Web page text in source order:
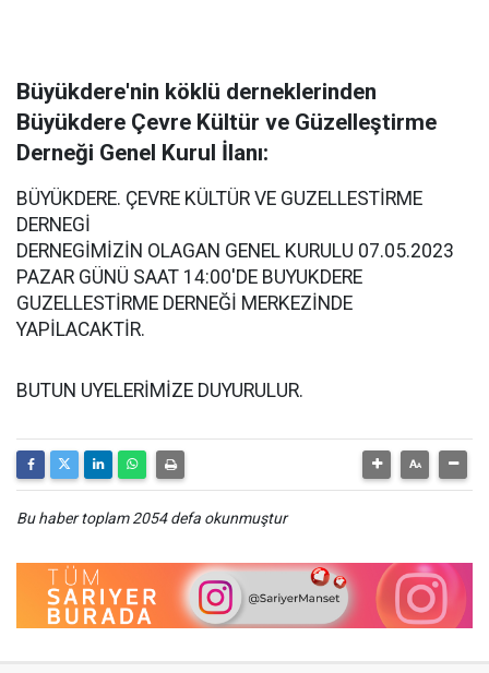
Büyükdere'nin köklü derneklerinden
Büyükdere Çevre Kültür ve Güzelleştirme
Derneği Genel Kurul İlanı:
BÜYÜKDERE. ÇEVRE KÜLTÜR VE GUZELLESTİRME
DERNEGİ
DERNEGİMİZİN OLAGAN GENEL KURULU 07.05.2023
PAZAR GÜNÜ SAAT 14:00'DE BUYUKDERE
GUZELLESTİRME DERNEĞİ MERKEZİNDE
YAPİLACAKTİR.
BUTUN UYELERİMİZE DUYURULUR.
Bu haber toplam 2054 defa okunmuştur